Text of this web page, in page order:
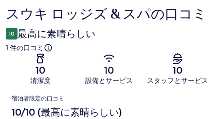
口
コ
ミ
スウキ ロッジズ & スパの口コミ
10 最高に素晴らしい
1 件の口コミ
10
清潔度
10
設備とサービス
10
スタッフとサービス
口
コ
宿泊者限定の口コミ
10/10 (最高に素晴らしい)